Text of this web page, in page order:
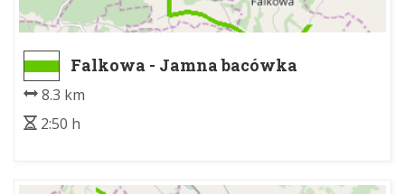
Falkowa - Jamna bacówka
8.3 km
2:50 h